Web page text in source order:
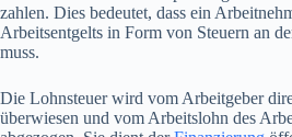
zahlen. Dies bedeutet, dass ein
Arbeitsentgelts in Form von Steuern an
muss.
Die Lohnsteuer wird vom Arbeitgeber
überwiesen und vom Arbeitslohn des